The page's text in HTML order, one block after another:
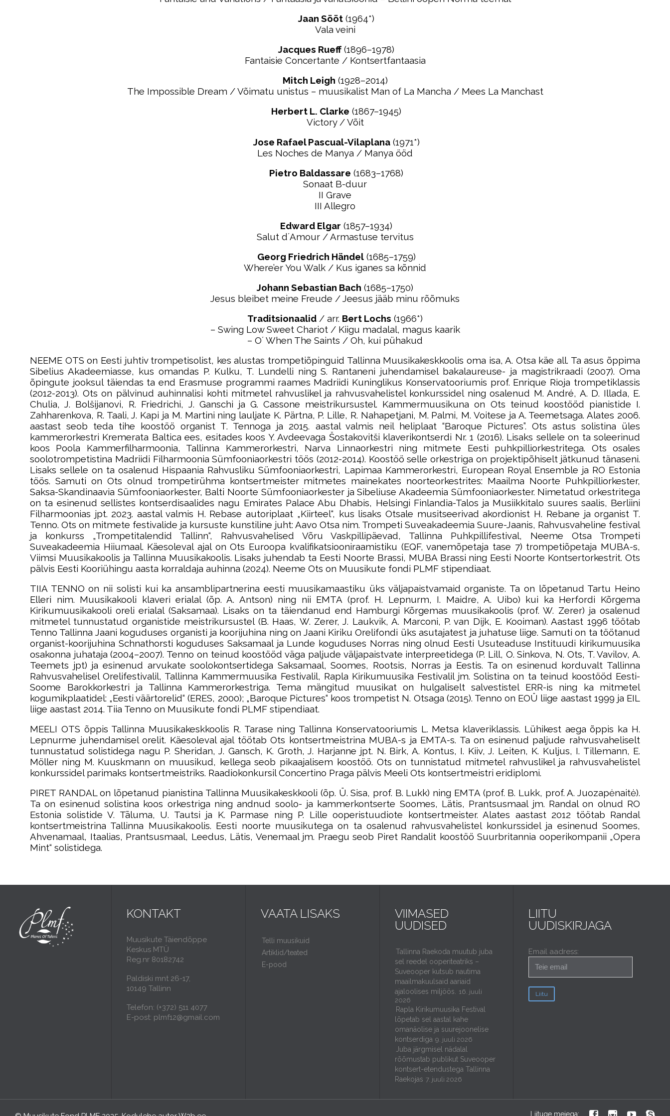
Jaan Sööt (1964*)
Vala veini
Jacques Rueff(1896–1978)
Fantaisie Concertante / Kontsertfantaasia
Mitch Leigh (1928–2014)
The Impossible Dream / Võimatu unistus – muusikalist Man of La Mancha / Mees La Manchast
Herbert L. Clarke (1867–1945)
Victory / Võit
Jose Rafael Pascual-Vilaplana(1971*)
Les Noches de Manya / Manya ööd
Pietro Baldassare (1683–1768)
Sonaat B-duur
II Grave
III Allegro
Edward Elgar (1857–1934)
Salut d´Amour / Armastuse tervitus
Georg Friedrich Händel(1685–1759)
Where’er You Walk / Kus iganes sa kõnnid
Johann Sebastian Bach (1685–1750)
Jesus bleibet meine Freude / Jeesus jääb minu rõõmuks
Traditsionaalid / arr. Bert Lochs (1966*)
– Swing Low Sweet Chariot / Kiigu madalal, magus kaarik
– O´ When The Saints / Oh, kui pühakud
NEEME OTS on Eesti juhtiv trompetisolist, kes alustas trompetiõpinguid Tallinna Muusikakeskkoolis oma isa, A. Otsa käe all. Ta asus õppima
Sibelius Akadeemiasse, kus omandas P. Kulku, T. Lundelli ning S. Rantaneni juhendamisel bakalaureuse- ja magistrikraadi (2007). Oma
õpingute jooksul täiendas ta end Erasmuse programmi raames Madriidi Kuninglikus Konservatooriumis prof. Enrique Rioja trompetiklassis
(2012-2013). Ots on pälvinud auhinnalisi kohti mitmetel rahvuslikel ja rahvusvahelistel konkurssidel ning osalenud M. André, A. D. Illada, E.
Chulia, J. Bolšijanovi, R. Friedrichi, J. Ganschi ja G. Cassone meistrikursustel. Kammermuusikuna on Ots teinud koostööd pianistide I.
Zahharenkova, R. Taali, J. Kapi ja M. Martini ning lauljate K. Pärtna, P. Lille, R. Nahapetjani, M. Palmi, M. Voitese ja A. Teemetsaga. Alates 2006.
aastast seob teda tihe koostöö organist T. Tennoga ja 2015. aastal valmis neil heliplaat “Baroque Pictures”. Ots astus solistina üles
kammerorkestri Kremerata Baltica ees, esitades koos Y. Avdeevaga Šostakovitši klaverikontserdi Nr. 1 (2016). Lisaks sellele on ta soleerinud
koos Poola Kammerfilharmoonia, Tallinna Kammerorkestri, Narva Linnaorkestri ning mitmete Eesti puhkpilliorkestritega. Ots osales
soolotrompetistina Madriidi Filharmoonia Sümfooniaorkestri töös (2012-2014). Koostöö selle orkestriga on projektipõhiselt jätkunud tänaseni.
Lisaks sellele on ta osalenud Hispaania Rahvusliku Sümfooniaorkestri, Lapimaa Kammerorkestri, European Royal Ensemble ja RO Estonia
töös. Samuti on Ots olnud trompetirühma kontsertmeister mitmetes mainekates noorteorkestrites: Maailma Noorte Puhkpilliorkester,
Saksa-Skandinaavia Sümfooniaorkester, Balti Noorte Sümfooniaorkester ja Sibeliuse Akadeemia Sümfooniaorkester. Nimetatud orkestritega
on ta esinenud sellistes kontserdisaalides nagu Emirates Palace Abu Dhabis, Helsingi Finlandia-Talos ja Musiikkitalo suures saalis, Berliini
Filharmoonias jpt. 2023. aastal valmis H. Rebase autoriplaat „Kiirteel“, kus lisaks Otsale musitseerivad akordionist H. Rebane ja organist T.
Tenno. Ots on mitmete festivalide ja kursuste kunstiline juht: Aavo Otsa nim. Trompeti Suveakadeemia Suure-Jaanis, Rahvusvaheline festival
ja konkurss „Trompetitalendid Tallinn“, Rahvusvahelised Võru Vaskpillipäevad, Tallinna Puhkpillifestival, Neeme Otsa Trompeti
Suveakadeemia Hiiumaal. Käesoleval ajal on Ots Euroopa kvalifikatsiooniraamistiku (EQF, vanemõpetaja tase 7) trompetiõpetaja MUBA-s,
Viimsi Muusikakoolis ja Tallinna Muusikakoolis. Lisaks juhendab ta Eesti Noorte Brassi, MUBA Brassi ning Eesti Noorte Kontsertorkestrit. Ots
pälvis Eesti Kooriühingu aasta korraldaja auhinna (2024). Neeme Ots on Muusikute fondi PLMF stipendiaat.
TIIA TENNO on nii solisti kui ka ansamblipartnerina eesti muusikamaastiku üks väljapaistvamaid organiste. Ta on lõpetanud Tartu Heino
Elleri nim. Muusikakooli klaveri erialal (õp. A. Antson) ning nii EMTA (prof. H. Lepnurm, I. Maidre, A. Uibo) kui ka Herfordi Kõrgema
Kirikumuusikakooli oreli erialal (Saksamaa). Lisaks on ta täiendanud end Hamburgi Kõrgemas muusikakoolis (prof. W. Zerer) ja osalenud
mitmetel tunnustatud organistide meistrikursustel (B. Haas, W. Zerer, J. Laukvik, A. Marconi, P. van Dijk, E. Kooiman). Aastast 1996 töötab
Tenno Tallinna Jaani koguduses organisti ja koorijuhina ning on Jaani Kiriku Orelifondi üks asutajatest ja juhatuse liige. Samuti on ta töötanud
organist-koorijuhina Schnathorsti koguduses Saksamaal ja Lunde koguduses Norras ning olnud Eesti Usuteaduse Instituudi kirikumuusika
osakonna juhataja (2004–2007). Tenno on teinud koostööd väga paljude väljapaistvate interpreetidega (P. Lill, O. Sinkova, N. Ots, T. Vavilov, A.
Teemets jpt) ja esinenud arvukate soolokontsertidega Saksamaal, Soomes, Rootsis, Norras ja Eestis. Ta on esinenud korduvalt Tallinna
Rahvusvahelisel Orelifestivalil, Tallinna Kammermuusika Festivalil, Rapla Kirikumuusika Festivalil jm. Solistina on ta teinud koostööd Eesti-
Soome Barokkorkestri ja Tallinna Kammerorkestriga. Tema mängitud muusikat on hulgaliselt salvestistel ERR-is ning ka mitmetel
kogumikplaatidel: „Eesti väärtorelid“ (ERES, 2000); „Baroque Pictures“ koos trompetist N. Otsaga (2015). Tenno on EOÜ liige aastast 1999 ja EIL
liige aastast 2014. Tiia Tenno on Muusikute fondi PLMF stipendiaat.
MEELI OTS õppis Tallinna Muusikakeskkoolis R. Tarase ning Tallinna Konservatooriumis L. Metsa klaveriklassis. Lühikest aega õppis ka H.
Lepnurme juhendamisel orelit. Käesoleval ajal töötab Ots kontsertmeistrina MUBA-s ja EMTA-s. Ta on esinenud paljude rahvusvaheliselt
tunnustatud solistidega nagu P. Sheridan, J. Gansch, K. Groth, J. Harjanne jpt. N. Birk, A. Kontus, I. Kiiv, J. Leiten, K. Kuljus, I. Tillemann, E.
Möller ning M. Kuuskmann on muusikud, kellega seob pikaajalisem koostöö. Ots on tunnistatud mitmetel rahvuslikel ja rahvusvahelistel
konkurssidel parimaks kontsertmeistriks. Raadiokonkursil Concertino Praga pälvis Meeli Ots kontsertmeistri eridiplomi.
PIRET RANDAL on lõpetanud pianistina Tallinna Muusikakeskkooli (õp. Ü. Sisa, prof. B. Lukk) ning EMTA (prof. B. Lukk, prof. A. Juozapėnaitė).
Ta on esinenud solistina koos orkestriga ning andnud soolo- ja kammerkontserte Soomes, Lätis, Prantsusmaal jm. Randal on olnud RO
Estonia solistide V. Tāluma, U. Tautsi ja K. Parmase ning P. Lille ooperistuudiote kontsertmeister. Alates aastast 2012 töötab Randal
kontsertmeistrina Tallinna Muusikakoolis. Eesti noorte muusikutega on ta osalenud rahvusvahelistel konkurssidel ja esinenud Soomes,
Ahvenamaal, Itaalias, Prantsusmaal, Leedus, Lätis, Venemaal jm. Praegu seob Piret Randalit koostöö Suurbritannia ooperikompanii „Opera
Mint“ solistidega.
KONTAKT
Muusikute Täiendõppe
Keskus MTÜ
Reg.nr 80182742
Paldiski mnt 26-17,
10149 Tallinn
Telefon: (+372) 511 4077
E-post: plmf12@gmail.com
VAATA LISAKS
Telli muusikuid
Artiklid/teated
E-pood
VIIMASED
UUDISED
Tallinna Raekoda muutub juba
sel reedel ooperiteatriks –
Suveooper kutsub nautima
maailmakuulsaid aariaid
ajaloolises miljöös.
16. juuli
2026
Rapla Kirikumuusika Festival
lõpetab sel aastal kahe
omanäolise ja suurejoonelise
kontserdiga 9. juuli 2026
Juba järgmisel nädalal
rõõmustab publikut Suveooper
kontsert-etendustega Tallinna
Raekojas 7. juuli 2026
LIITU
UUDISKIRJAGA
Email aadress:
Liituge meiega:    